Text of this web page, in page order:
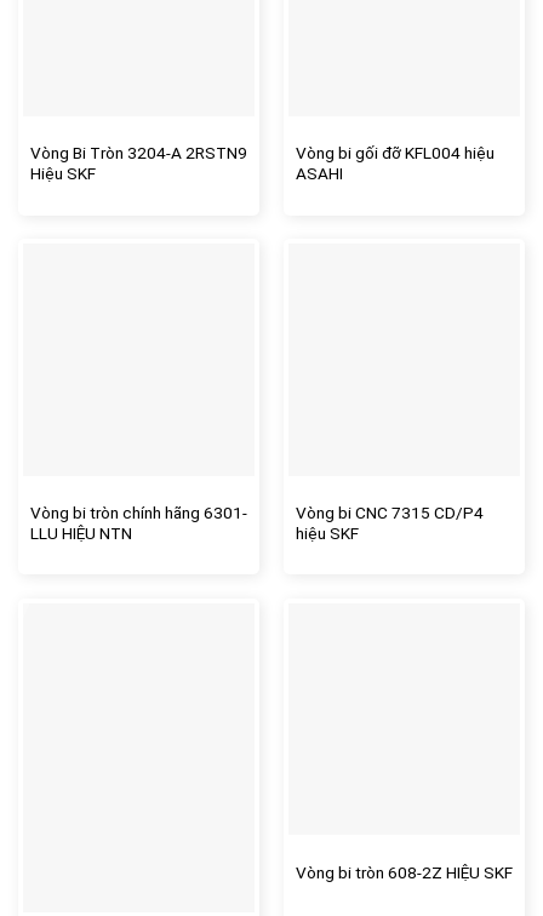
Vòng Bi Tròn 3204-A 2RSTN9
Hiệu SKF
Vòng bi gối đỡ KFL004 hiệu
ASAHI
Vòng bi tròn chính hãng 6301-
LLU HIỆU NTN
Vòng bi CNC 7315 CD/P4
hiệu SKF
Vòng bi tròn 608-2Z HIỆU SKF